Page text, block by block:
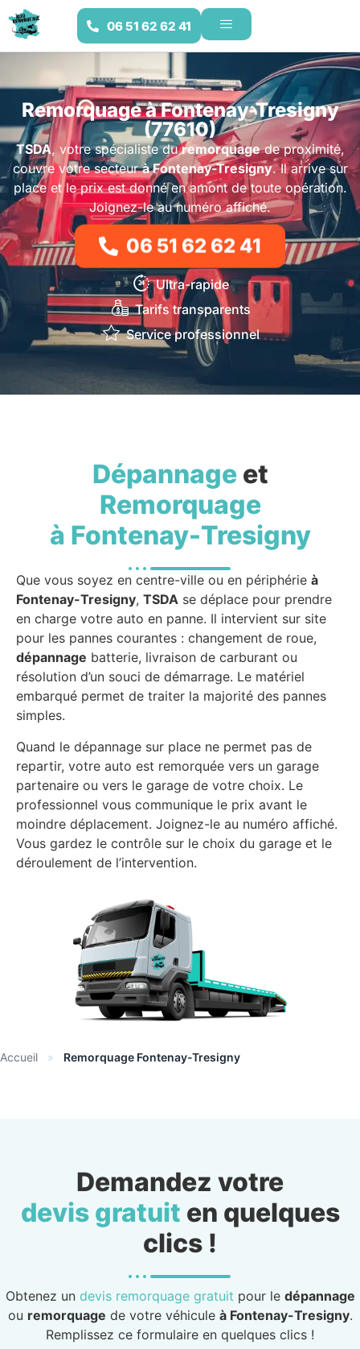
06 51 62 62 41
Remorquage à Fontenay-Tresigny
(77610)
TSDA, votre spécialiste duremorquagede proximité,
couvre votre secteurà Fontenay-Tresigny. Il arrive sur
place et le prix est donné en amont de toute opération.
Joignez-le au numéro affiché.
06 51 62 62 41
Ultra-rapide
Tarifs transparents
Service professionnel
Dépannageet
Remorquage
à Fontenay-Tresigny
Que vous soyez en centre-ville ou en périphérie à
Fontenay-Tresigny, TSDA se déplace pour prendre
en charge votre auto en panne. Il intervient sur site
pour les pannes courantes : changement de roue,
dépannage batterie, livraison de carburant ou
résolution d’un souci de démarrage. Le matériel
embarqué permet de traiter la majorité des pannes
simples.
Quand le dépannage sur place ne permet pas de
repartir, votre auto est remorquée vers un garage
partenaire ou vers le garage de votre choix. Le
professionnel vous communique le prix avant le
moindre déplacement. Joignez-le au numéro affiché.
Vous gardez le contrôle sur le choix du garage et le
déroulement de l’intervention.
Accueil » Remorquage Fontenay-Tresigny
Demandez votre
devis gratuit en quelques
clics !
Obtenez un devis remorquage gratuit pour le dépannage
ou remorquage de votre véhicule à Fontenay-Tresigny.
Remplissez ce formulaire en quelques clics !